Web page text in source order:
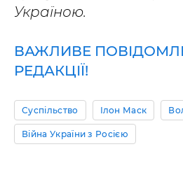
Україною.
ВАЖЛИВЕ
РЕДАКЦІЇ!
Суспільство Ілон Маск
Війна України з Росією